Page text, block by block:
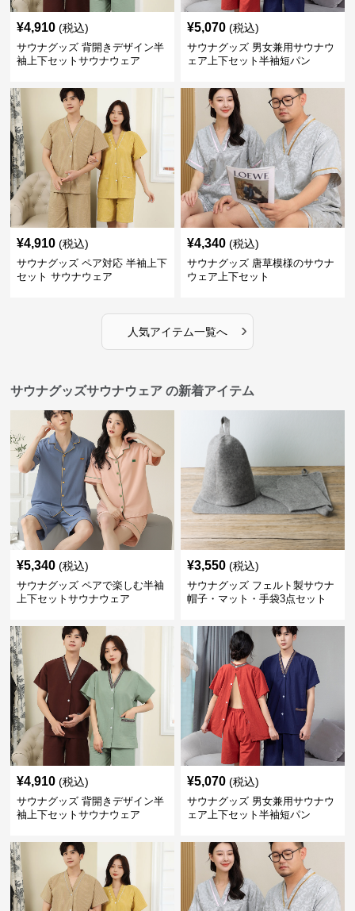
¥4,910 (税込)
サウナグッズ 背開きデザイン半
袖上下セットサウナウェア
¥5,070 (税込)
サウナグッズ 男女兼用サウナウ
ェア上下セット半袖短パン
¥4,910 (税込)
サウナグッズ ペア対応 半袖上下
セット サウナウェア
¥4,340 (税込)
サウナグッズ 唐草模様のサウナ
ウェア上下セット
人気アイテム一覧へ ›
サウナグッズサウナウェア の新着アイテム
¥5,340 (税込)
サウナグッズ ペアで楽しむ半袖
上下セットサウナウェア
¥3,550 (税込)
サウナグッズ フェルト製サウナ
帽子・マット・手袋3点セット
¥4,910 (税込)
サウナグッズ 背開きデザイン半
袖上下セットサウナウェア
¥5,070 (税込)
サウナグッズ 男女兼用サウナウ
ェア上下セット半袖短パン